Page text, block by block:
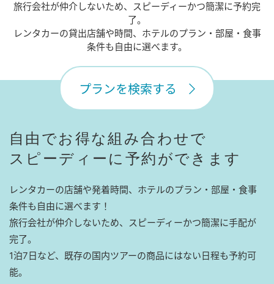
旅行会社が仲介しないため、
スピーディーかつ簡潔に予約完
了。
レンタカーの貸出店舗や時間、 ホテルのプラン・部屋・食事
条件も自由に選べます。
プランを検索する
自由でお得な組み合わせで
スピーディーに予約ができます
レンタカーの店舗や発着時間、ホテルのプラン・部屋・食事
条件も自由に選べます！
旅行会社が仲介しないため、スピーディーかつ簡潔に手配が
完了。
1泊7日など、既存の国内ツアーの商品にはない日程も予約可
能。